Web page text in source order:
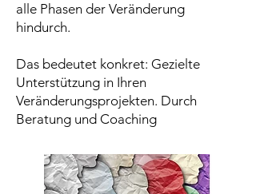
alle Phasen der Veränderung
hindurch.
Das bedeutet konkret: Gezielte
Unterstützung in Ihren
Veränderungsprojekten. Durch
Beratung und Coaching